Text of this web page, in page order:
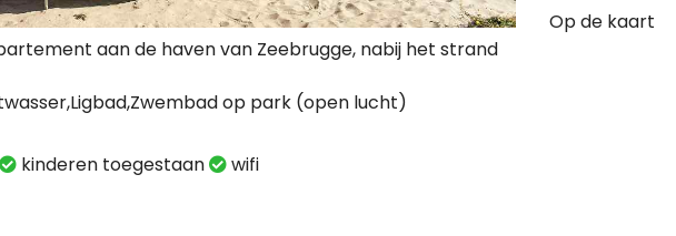
aan de haven van Zeebrugge, nabij het strand
op park (open lucht)
kinderen toegestaan wifi
Op de kaart